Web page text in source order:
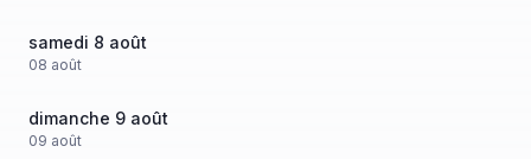
samedi 8 août
08 août
dimanche 9 août
09 août